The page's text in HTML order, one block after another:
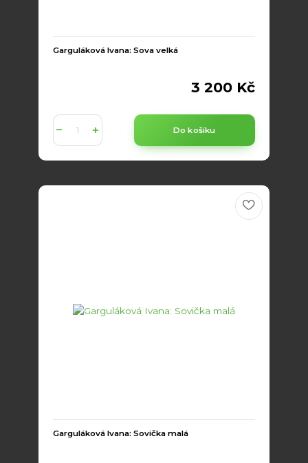
Garguláková Ivana: Sova velká
3 200 Kč
Do košíku
Garguláková Ivana: Sovička malá